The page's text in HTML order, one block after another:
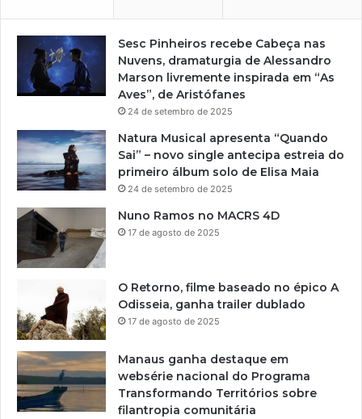
Sesc Pinheiros recebe Cabeça nas
Nuvens, dramaturgia de Alessandro
Marson livremente inspirada em “As
Aves”, de Aristófanes
24 de setembro de 2025
Natura Musical apresenta “Quando
Sai” – novo single antecipa estreia do
primeiro álbum solo de Elisa Maia
24 de setembro de 2025
Nuno Ramos no MACRS 4D
17 de agosto de 2025
O Retorno, filme baseado no épico A
Odisseia, ganha trailer dublado
17 de agosto de 2025
Manaus ganha destaque em
websérie nacional do Programa
Transformando Territórios sobre
filantropia comunitária